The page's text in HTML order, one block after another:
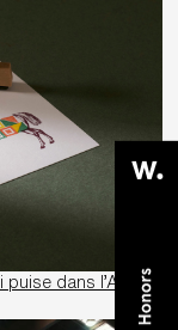
de la Maison Hermès